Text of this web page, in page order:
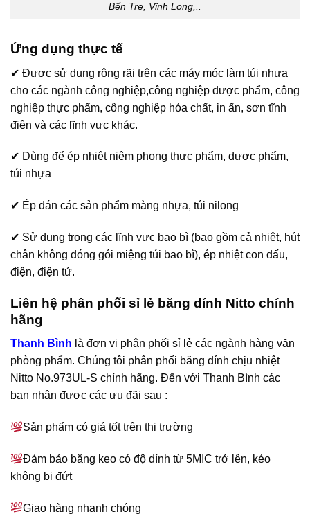
Bến Tre, Vĩnh Long,..
Ứng dụng thực tế
✔ Được sử dụng rộng rãi trên các máy móc làm túi nhựa
cho các ngành công nghiệp,công nghiệp dược phẩm, công
nghiệp thực phẩm, công nghiệp hóa chất, in ấn, sơn tĩnh
điện và các lĩnh vực khác.
✔ Dùng để ép nhiệt niêm phong thực phẩm, dược phẩm,
túi nhựa
✔ Ép dán các sản phẩm màng nhựa, túi nilong
✔ Sử dụng trong các lĩnh vực bao bì (bao gồm cả nhiệt, hút
chân không đóng gói miệng túi bao bì), ép nhiệt con dấu,
điện, điện tử.
Liên hệ phân phối sỉ lẻ băng dính Nitto chính
hãng
Thanh Bình là đơn vị phân phối sỉ lẻ các ngành hàng văn
phòng phẩm. Chúng tôi phân phối băng dính chịu nhiệt
Nitto No.973UL-S chính hãng. Đến với Thanh Bình các
bạn nhận được các ưu đãi sau :
Sản phẩm có giá tốt trên thị trường
Đảm bảo băng keo có độ dính từ 5MIC trở lên, kéo
không bị đứt
Giao hàng nhanh chóng